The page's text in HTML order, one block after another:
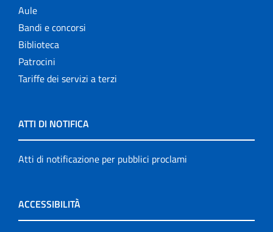
Aule
Bandi e concorsi
Biblioteca
Patrocini
Tariffe dei servizi a terzi
ATTI DI NOTIFICA
Atti di notificazione per pubblici proclami
ACCESSIBILITÀ